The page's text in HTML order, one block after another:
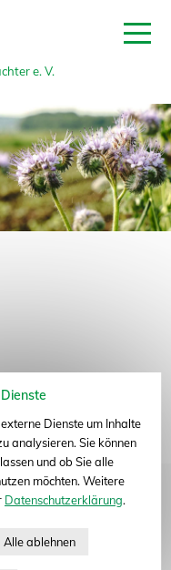
e. V.
Öl- und
zum Seitenanfang
Dienste um Inhalte
analysieren. Sie können
und ob Sie alle
möchten. Weitere
Datenschutzerklärung.